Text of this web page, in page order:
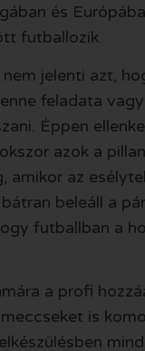
és
futballozik.
jelenti azt,
feladata
Éppen
azok a
amikor az
beleáll a
futballban a
a profi
is